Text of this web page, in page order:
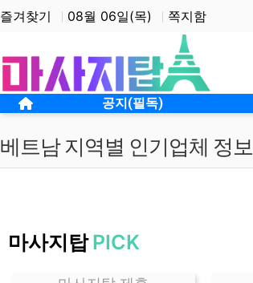
상단 네비
즐겨찾기 08월 06일(목) 쪽지함
메인 메뉴 공지(필독)
홈으로
베트남 지역별 인기업체 정보
권마사지탑 PICK